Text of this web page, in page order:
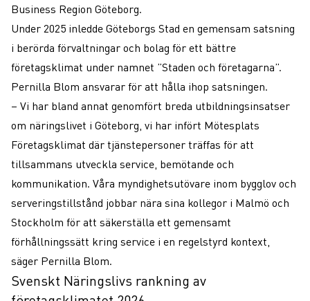
Business Region Göteborg.
Under 2025 inledde Göteborgs Stad en gemensam satsning
i berörda förvaltningar och bolag för ett bättre
företagsklimat under namnet ”Staden och företagarna”.
Pernilla Blom ansvarar för att hålla ihop satsningen.
– Vi har bland annat genomfört breda utbildningsinsatser
om näringslivet i Göteborg, vi har infört Mötesplats
Företagsklimat där tjänstepersoner träffas för att
tillsammans utveckla service, bemötande och
kommunikation. Våra myndighetsutövare inom bygglov och
serveringstillstånd jobbar nära sina kollegor i Malmö och
Stockholm för att säkerställa ett gemensamt
förhållningssätt kring service i en regelstyrd kontext,
säger Pernilla Blom.
Svenskt Näringslivs rankning av